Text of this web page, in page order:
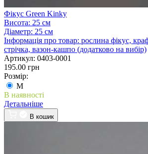
Фікус Green Kinky
Висота: 25 см
Діаметр: 25 см
Інформація про товар: рослина фікус,
стрічка, вазон-кашпо (додатково на вибір)
Артикул: 0403-0001
195.00 грн
Розмір:
M
В наявності
Детальніше
В кошик